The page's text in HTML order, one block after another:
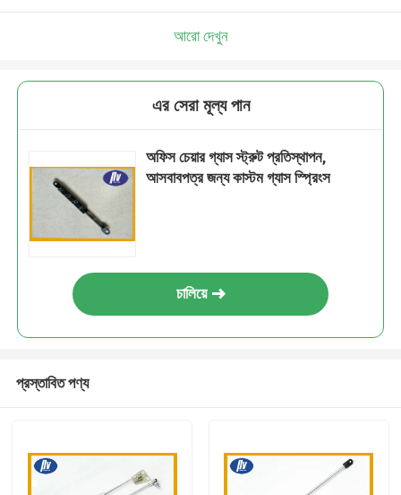
আরো দেখুন
এর সেরা মূল্য পান
অফিস চেয়ার গ্যাস স্ট্রুট প্রতিস্থাপন,
আসবাবপত্র জন্য কাস্টম গ্যাস স্প্রিংস
চালিয়ে
প্রস্তাবিত পণ্য